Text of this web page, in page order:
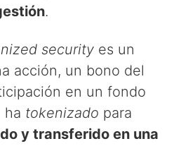
.
security es un
acción, un bono del
en un fondo
ha tokenizado para
y transferido en una